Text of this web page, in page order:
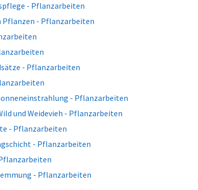
- Pflanzarbeiten
Pflanzen - Pflanzarbeiten
- Pflanzarbeiten
- Pflanzarbeiten
und Weidevieh - Pflanzarbeiten
- Pflanzarbeiten
- Pflanzarbeiten
- Pflanzarbeiten